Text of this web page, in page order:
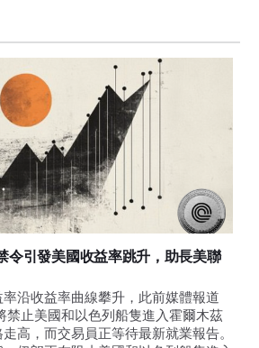
令引發美國收益率跳升，助長美聯
沿收益率曲線攀升，此前媒體報道
禁止美國和以色列船隻進入霍爾木茲
高，而交易員正等待最新就業報告。